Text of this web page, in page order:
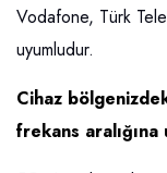
Vodafone, Türk
uyumludur.
Cihaz
frekans